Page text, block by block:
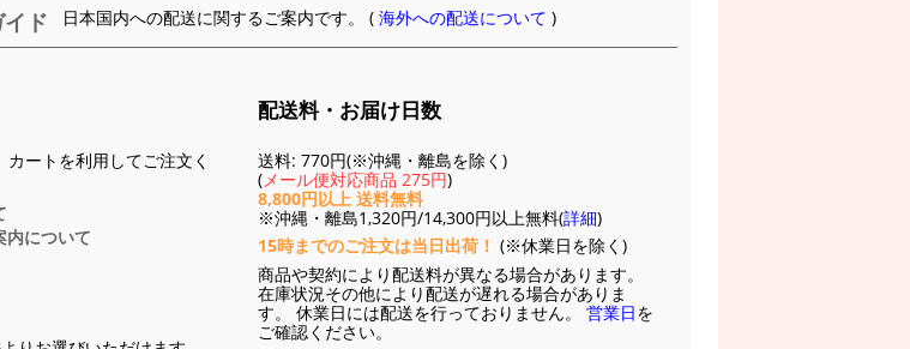
ド 日本国内への配送に関するご案内です。 (海外への配送について )
ートを利用してご注文く
内について
配送料・お届け日数
送料: 770円(※沖縄・離島を除く)
( メール便対応商品 275円)
8,800円以上 送料無料
※沖縄・離島1,320円/14,300円以上無料(詳細)
15時までのご注文は当日出荷！ (※休業日を除く)
商品や契約により配送料が異なる場合があります。
在庫状況その他により配送が遅れる場合がありま
す。 休業日には配送を行っておりません。 営業日を
ご確認ください。